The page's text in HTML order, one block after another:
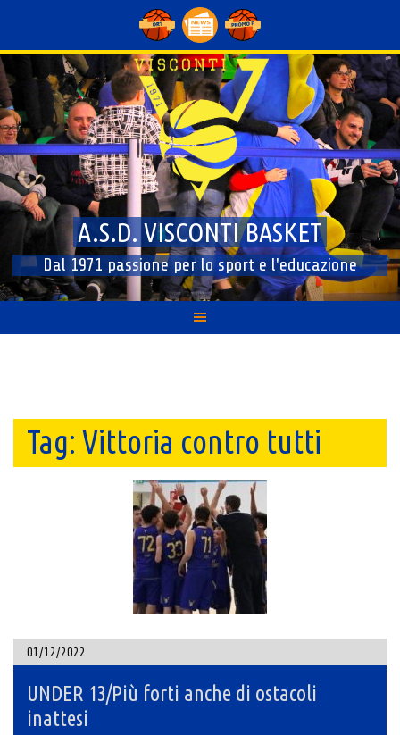
content
A.S.D. VISCONTI BASKET
Dal 1971 passione per lo sport e l'educazione
Tag: Vittoria contro tutti
01/12/2022
UNDER 13/Più forti anche di ostacoli
inattesi